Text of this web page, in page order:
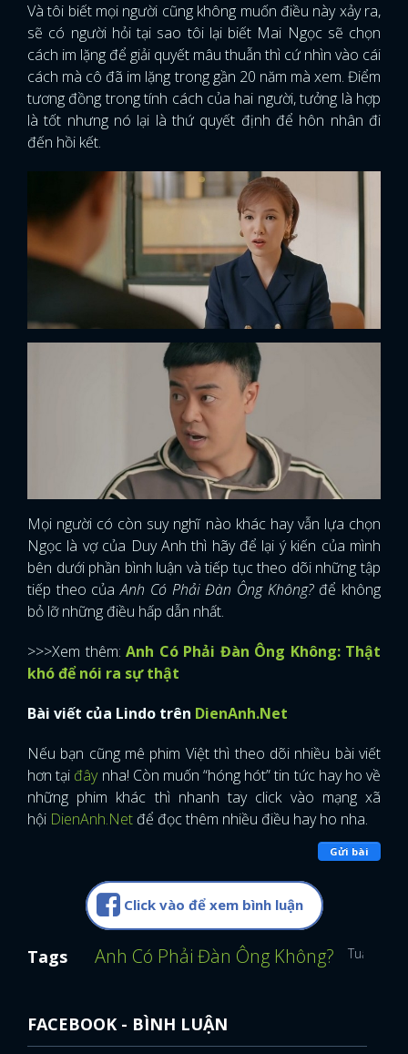
Và tôi biết mọi người cũng không muốn điều này xảy ra,
sẽ có người hỏi tại sao tôi lại biết Mai Ngọc sẽ chọn
cách im lặng để giải quyết mâu thuẫn thì cứ nhìn vào cái
cách mà cô đã im lặng trong gần 20 năm mà xem. Điểm
tương đồng trong tính cách của hai người, tưởng là hợp
là tốt nhưng nó lại là thứ quyết định để hôn nhân đi
đến hồi kết.
Mọi người có còn suy nghĩ nào khác hay vẫn lựa chọn
Ngọc là vợ của Duy Anh thì hãy để lại ý kiến của mình
bên dưới phần bình luận và tiếp tục theo dõi những tập
tiếp theo củaAnh Có Phải Đàn Ông Không?để không
bỏ lỡ những điều hấp dẫn nhất.
>>>Xem thêm: Anh Có Phải Đàn Ông Không: Thật
khó để nói ra sự thật
Bài viết của Lindo trên DienAnh.Net
Nếu bạn cũng mê phim Việt thì theo dõi nhiều bài viết
hơn tại đâynha! Còn muốn “hóng hót” tin tức hay ho về
những phim khác thì nhanh tay click vào mạng xã
hội DienAnh.Net để đọc thêm nhiều điều hay ho nha.
Gửi bài
Click vào để xem bình luận
Tags Anh Có Phải Đàn Ông Không? Tuấn Tú
FACEBOOK - BÌNH LUẬN